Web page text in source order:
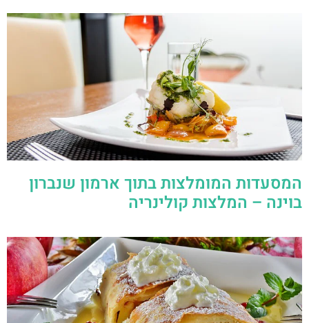
המסעדות המומלצות בתוך ארמון שנברון
בוינה – המלצות קולינריה